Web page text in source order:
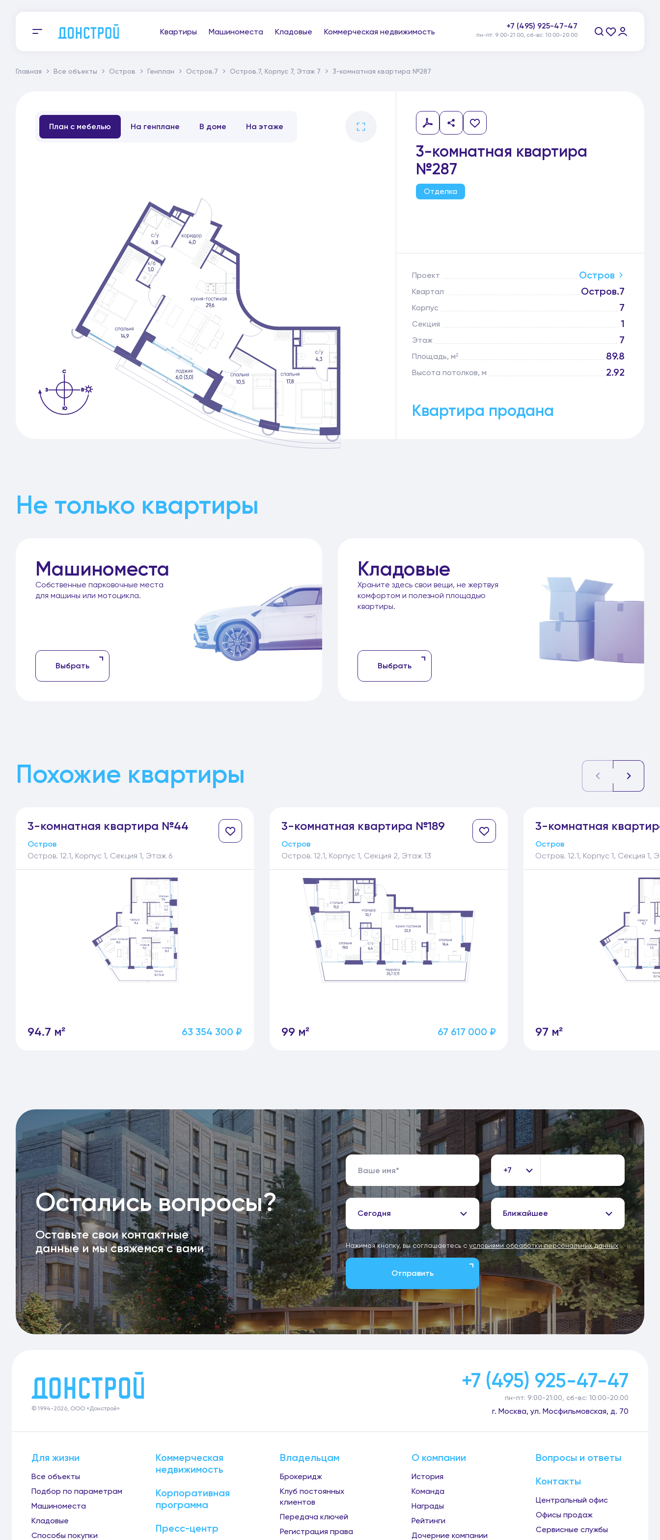
Квартиры Машиноместа Кладовые Коммерческая недвижимость
+7 (495) 925-47-47
пн-пт: 9:00-21:00, сб-вс: 10:00-20:00
Главная Все объекты Остров Генплан Остров.7 Остров.7, Корпус 7, Этаж 7 3-комнатная квартира №287
3-комнатная квартира
№287
Отделка
План с мебелью На генплане В доме На этаже
Проект Остров
Квартал Остров.7
Корпус 7
Секция 1
Этаж 7
Площадь, м² 89.8
Высота потолков, м 2.92
Квартира продана
Не только квартиры
Машиноместа
Собственные парковочные места
для машины или мотоцикла.
Выбрать
Кладовые
Храните здесь свои вещи, не жертвуя
комфортом и полезной площадью
квартиры.
Выбрать
Похожие квартиры
3-комнатная квартира №44
Остров
Остров. 12.1, Корпус 1, Секция 1, Этаж 6
94.7 м² 63 354 300 ₽
3-комнатная квартира №189
Остров
Остров. 12.1, Корпус 1, Секция 2, Этаж 13
99 м² 67 617 000 ₽
3-комнатная
Остров
Остров. 12.1, Корпус 1, Секция 1,
97 м²
Остались вопросы?
Оставьте свои контактные
данные и мы свяжемся с вами
+7
Сегодня Ближайшее
Нажимая кнопку, вы соглашаетесь с условиями обработки персональных данных
Отправить
© 1994-2026, ООО «Донстрой»
+7 (495) 925-47-47
пн-пт: 9:00-21:00, сб-вс: 10:00-20:00
г. Москва, ул. Мосфильмовская, д. 70
Для жизни
Все объекты
Подбор по параметрам
Машиноместа
Кладовые
Способы покупки
Коммерческая
недвижимость
Корпоративная
программа
Пресс-центр
Владельцам
Брокеридж
Клуб постоянных
клиентов
Передача ключей
Регистрация права
О компании
История
Команда
Награды
Рейтинги
Дочерние компании
Вопросы и ответы
Контакты
Центральный офис
Офисы продаж
Сервисные службы